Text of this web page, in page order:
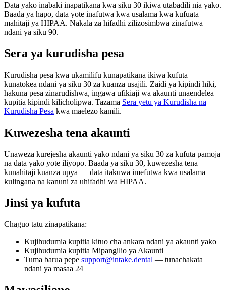
Data yako inabaki inapatikana kwa siku 30 ikiwa utabadili nia yako.
Baada ya hapo, data yote inafutwa kwa usalama kwa kufuata
mahitaji ya HIPAA. Nakala za hifadhi zilizosimbwa zinafutwa
ndani ya siku 90.
Sera ya kurudisha pesa
Kurudisha pesa kwa ukamilifu kunapatikana ikiwa kufuta
kunatokea ndani ya siku 30 za kuanza usajili. Zaidi ya kipindi hiki,
hakuna pesa zinarudishwa, ingawa ufikiaji wa akaunti unaendelea
kupitia kipindi kilicholipwa. Tazama Sera yetu ya Kurudisha na
Kurudisha Pesa kwa maelezo kamili.
Kuwezesha tena akaunti
Unaweza kurejesha akaunti yako ndani ya siku 30 za kufuta pamoja
na data yako yote iliyopo. Baada ya siku 30, kuwezesha tena
kunahitaji kuanza upya — data itakuwa imefutwa kwa usalama
kulingana na kanuni za uhifadhi wa HIPAA.
Jinsi ya kufuta
Chaguo tatu zinapatikana:
Kujihudumia kupitia kituo cha ankara ndani ya akaunti yako
Kujihudumia kupitia Mipangilio ya Akaunti
Tuma barua pepe support@intake.dental — tunachakata
ndani ya masaa 24